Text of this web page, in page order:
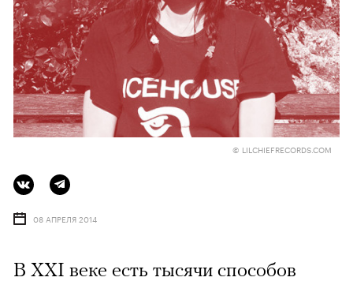
© LILCHIEFRECORDS.COM
08 АПРЕЛЯ 2014
В XXI веке есть тысячи способов